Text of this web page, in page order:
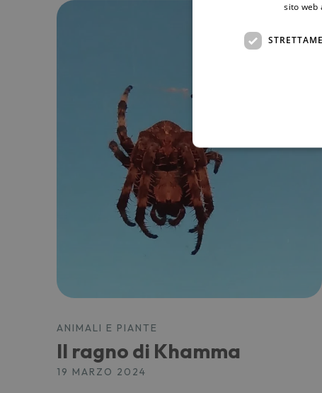
ANIMALI E PIANTE
Il ragno di Khamma
19 MARZO 2024
sito web